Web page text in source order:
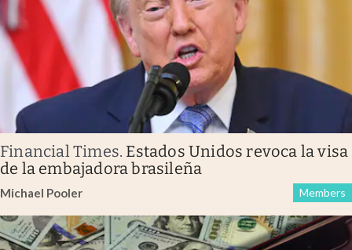
Financial Times. Estados Unidos revoca la visa
de la embajadora brasileña
Michael Pooler Members